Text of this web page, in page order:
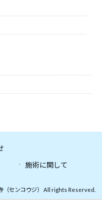
施術に関して
（センコウジ） All rights Reserved.